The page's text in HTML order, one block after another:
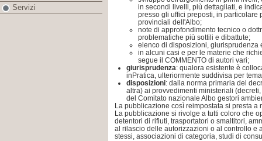
in secondi livelli, più dettagliati, e
presso gli uffici preposti, in particolare
provinciali dell'Albo;
note di approfondimento tecnico o
problematiche più sottili e dibattute;
elenco di disposizioni, giurisprudenza
in alcuni casi e per le materie che
segue il COMMENTO di autori vari;
giurisprudenza: qualora esistente è
inPratica, ulteriormente suddivisa per
disposizioni: dalla norma primaria del
altra) ai provvedimenti ministeriali
del Comitato nazionale Albo gestori
La pubblicazione così reimpostata si presta a
La pubblicazione si rivolge a tutti coloro che
detentori di rifiuti, trasportatori o smaltitori,
al rilascio delle autorizzazioni o al controllo e
stessi, associazioni di categoria, studi di
Servizi